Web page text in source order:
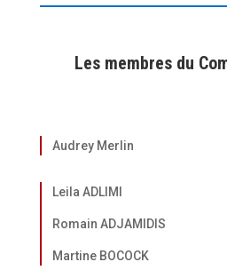
Les membres du
Audrey Merlin
Leila ADLIMI
Romain ADJAMIDIS
Martine BOCOCK